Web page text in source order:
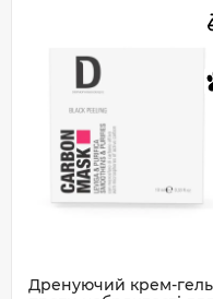
Дренуючий крем-гель